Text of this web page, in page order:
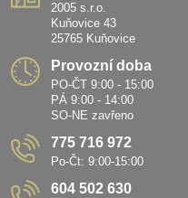
2005 s.r.o.
Kuňovice 43
25765 Kuňovice
Provozní doba
PO-ČT 9:00 - 15:00
PÁ 9:00 - 14:00
SO-NE zavřeno
775 716 972
Po-Čt: 9:00-15:00
604 502 630